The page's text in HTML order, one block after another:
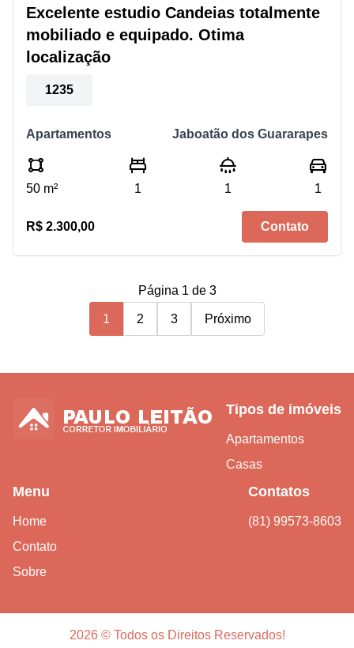
Excelente estudio Candeias totalmente
mobiliado e equipado. Otima
localização
1235
Apartamentos Jaboatão dos Guararapes
50 m² 1 1 1
R$ 2.300,00 Contato
Página 1 de 3
1 2 3 Próximo
Tipos de imóveis
Apartamentos
Casas
Menu
Home
Contato
Sobre
Contatos
(81) 99573-8603
2026 © Todos os Direitos Reservados!